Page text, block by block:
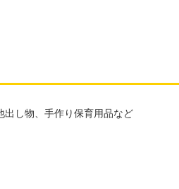
出し物、手作り保育用品など